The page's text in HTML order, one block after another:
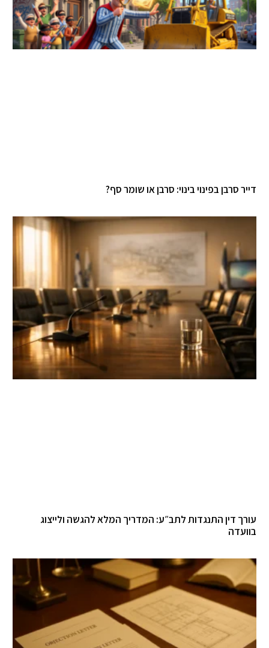
דייר סרבן בפינוי בינוי: סרבן או שומר סף?
עורך דין התנגדות לתב״ע: המדריך המלא להגשה ולייצוג
בוועדה